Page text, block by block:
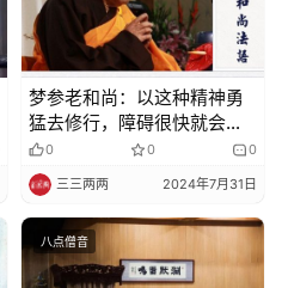
梦参老和尚：以这种精神勇
猛去修行，障碍很快就会消
失0 0 0
三三两两 2024年7月31日
八点僧音